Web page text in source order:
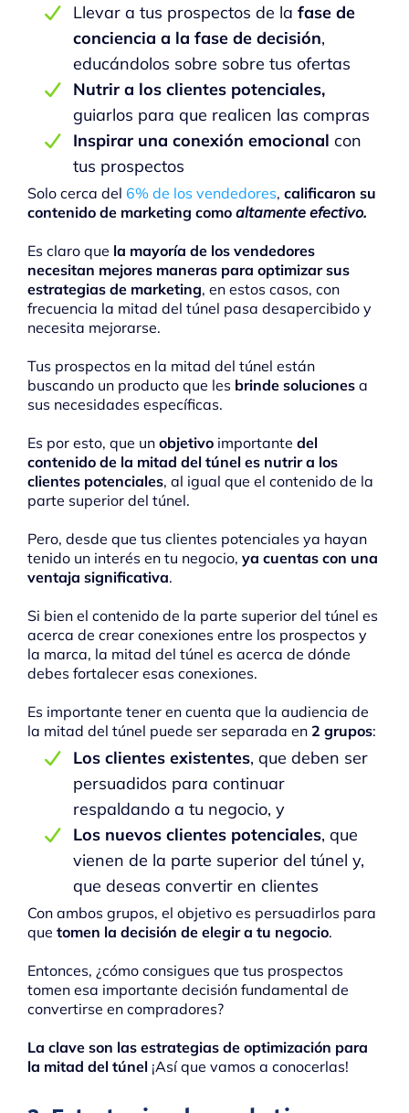
Llevar a tus prospectos de la fase de
conciencia a la fase de decisión,
educándolos sobre sobre tus ofertas
Nutrir a los clientes potenciales,
guiarlos para que realicen las compras
Inspirar una conexión emocional con
tus prospectos
Solo cerca del 6% de los vendedores, calificaron su
contenido de marketing como altamente efectivo.
Es claro que la mayoría de los vendedores
necesitan mejores maneras para optimizar sus
estrategias de marketing, en estos casos, con
frecuencia la mitad del túnel pasa desapercibido y
necesita mejorarse.
Tus prospectos en la mitad del túnel están
buscando un producto que les brinde soluciones a
sus necesidades específicas.
Es por esto, que un objetivo importante del
contenido de la mitad del túnel es nutrir a los
clientes potenciales, al igual que el contenido de la
parte superior del túnel.
Pero, desde que tus clientes potenciales ya hayan
tenido un interés en tu negocio, ya cuentas con una
ventaja significativa.
Si bien el contenido de la parte superior del túnel es
acerca de crear conexiones entre los prospectos y
la marca, la mitad del túnel es acerca de dónde
debes fortalecer esas conexiones.
Es importante tener en cuenta que la audiencia de
la mitad del túnel puede ser separada en 2 grupos:
Los clientes existentes, que deben ser
persuadidos para continuar
respaldando a tu negocio, y
Los nuevos clientes potenciales, que
vienen de la parte superior del túnel y,
que deseas convertir en clientes
Con ambos grupos, el objetivo es persuadirlos para
que tomen la decisión de elegir a tu negocio.
Entonces, ¿cómo consigues que tus prospectos
tomen esa importante decisión fundamental de
convertirse en compradores?
La clave son las estrategias de optimización para
la mitad del túnel ¡Así que vamos a conocerlas!